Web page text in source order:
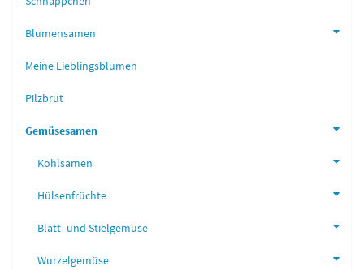
Blumensamen
Meine Lieblingsblumen
Pilzbrut
Gemüsesamen
Kohlsamen
Hülsenfrüchte
Blatt- und Stielgemüse
Wurzelgemüse